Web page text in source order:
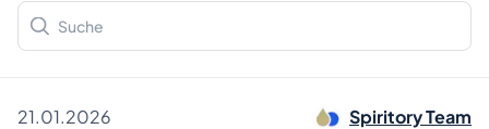
21.01.2026 Spiritory Team